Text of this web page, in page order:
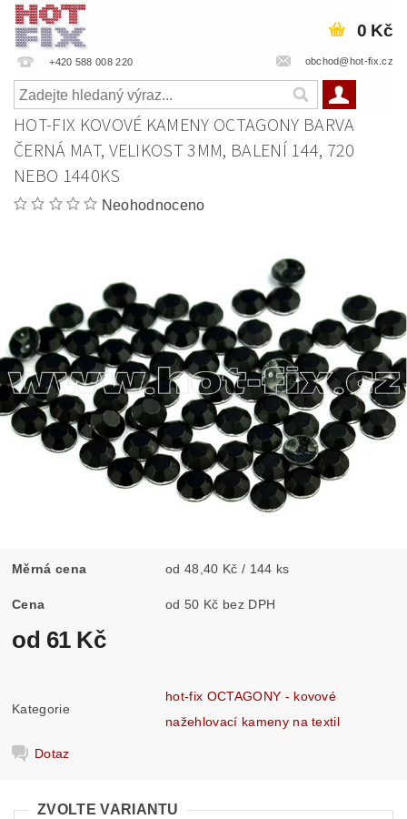
+420 588 008 220 obchod@hot-fix.cz
0 Kč
HOT-FIX KOVOVÉ KAMENY OCTAGONY BARVA
ČERNÁ MAT, VELIKOST 3MM, BALENÍ 144, 720
NEBO 1440KS
Neohodnoceno
Měrná cena od 48,40 Kč / 144 ks
Cena od 50 Kč bez DPH
od 61 Kč
Kategorie
hot-fix OCTAGONY - kovové
nažehlovací kameny na textil
Dotaz
ZVOLTE VARIANTU